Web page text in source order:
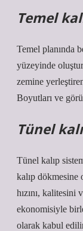
Temel
Temel planında
yüzeyinde
zemine
Boyutları ve
Tünel
Tünel kalıp
kalıp dökmesine
hızını,
ekonomisiyle
olarak kabul